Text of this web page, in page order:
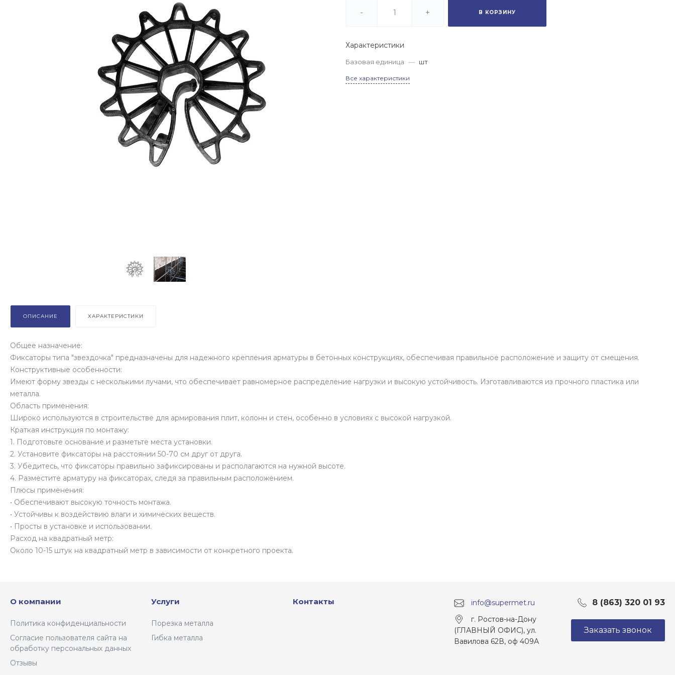
Труженников, 2/3
г. г. Аксай
Новочеркасское ш., 15
- + В КОРЗИНУ
Характеристики
Базовая единица — шт
Все характеристики
ОПИСАНИЕ ХАРАКТЕРИСТИКИ
Общее назначение:
Фиксаторы типа "звездочка" предназначены для надежного крепления арматуры в бетонных конструкциях, обеспечивая правильное расположение и защиту от смещения.
Конструктивные особенности:
Имеют форму звезды с несколькими лучами, что обеспечивает равномерное распределение нагрузки и высокую устойчивость. Изготавливаются из прочного пластика или
металла.
Область применения:
Широко используются в строительстве для армирования плит, колонн и стен, особенно в условиях с высокой нагрузкой.
Краткая инструкция по монтажу:
1. Подготовьте основание и разметьте места установки.
2. Установите фиксаторы на расстоянии 50-70 см друг от друга.
3. Убедитесь, что фиксаторы правильно зафиксированы и располагаются на нужной высоте.
4. Разместите арматуру на фиксаторах, следя за правильным расположением.
Плюсы применения:
• Обеспечивают высокую точность монтажа.
• Устойчивы к воздействию влаги и химических веществ.
• Просты в установке и использовании.
Расход на квадратный метр:
Около 10-15 штук на квадратный метр в зависимости от конкретного проекта.
О компании
Политика конфиденциальности
Согласие пользователя сайта на
обработку персональных данных
Отзывы
Услуги
Порезка металла
Гибка металла
Контакты info@supermet.ru 8 (863) 320 01 93
г. Ростов-на-Дону
(ГЛАВНЫЙ ОФИС), ул.
Вавилова 62В, оф 409А
Заказать звонок